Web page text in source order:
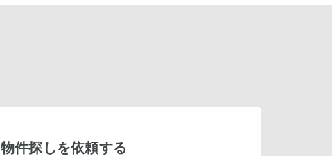
物件探しを依頼する